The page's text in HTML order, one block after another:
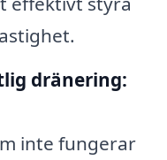
dränering:
inte fungerar